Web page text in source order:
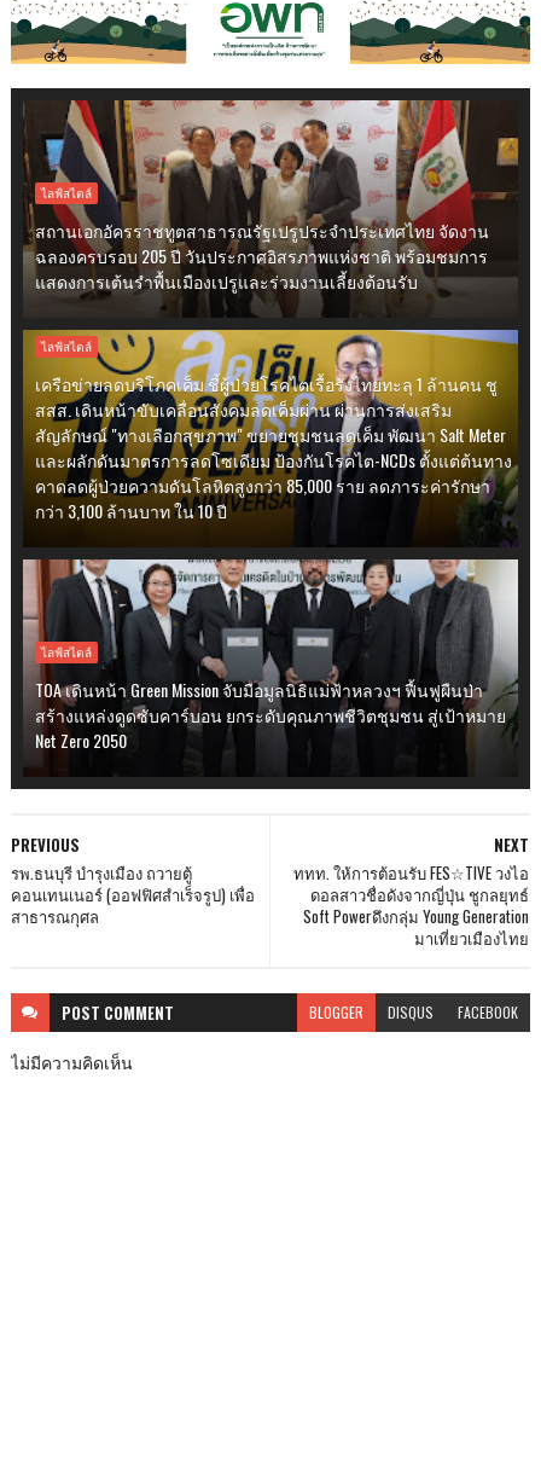
ไลฟ์สไตล์
สถานเอกอัครราชทูตสาธารณรัฐเปรูประจำประเทศไทย จัดงาน
ฉลองครบรอบ 205 ปี วันประกาศอิสรภาพแห่งชาติ พร้อมชมการ
แสดงการเต้นรำพื้นเมืองเปรูและร่วมงานเลี้ยงต้อนรับ
ไลฟ์สไตล์
เครือข่ายลดบริโภคเค็ม ชี้ผู้ป่วยโรคไตเรื้อรังไทยทะลุ 1 ล้านคน ชู
สสส. เดินหน้าขับเคลื่อนสังคมลดเค็มผ่าน ผ่านการส่งเสริม
สัญลักษณ์ "ทางเลือกสุขภาพ" ขยายชุมชนลดเค็ม พัฒนา Salt Meter
และผลักดันมาตรการลดโซเดียม ป้องกันโรคไต-NCDs ตั้งแต่ต้นทาง
คาดลดผู้ป่วยความดันโลหิตสูงกว่า 85,000 ราย ลดภาระค่ารักษา
กว่า 3,100 ล้านบาท ใน 10 ปี
ไลฟ์สไตล์
TOA เดินหน้า Green Mission จับมือมูลนิธิแม่ฟ้าหลวงฯ ฟื้นฟูผืนป่า
สร้างแหล่งดูดซับคาร์บอน ยกระดับคุณภาพชีวิตชุมชน สู่เป้าหมาย
Net Zero 2050
NEXT
ททท. ให้การต้อนรับ FES☆TIVE วงไอ
ดอลสาวชื่อดังจากญี่ปุ่น ชูกลยุทธ์
Soft Powerดึงกลุ่ม Young Generation
มาเที่ยวเมืองไทย
PREVIOUS
รพ.ธนบุรี บำรุงเมือง ถวายตู้
คอนเทนเนอร์ (ออฟฟิศสำเร็จรูป) เพื่อ
สาธารณกุศล
POST COMMENT BLOGGER DISQUS FACEBOOK
ไม่มีความคิดเห็น